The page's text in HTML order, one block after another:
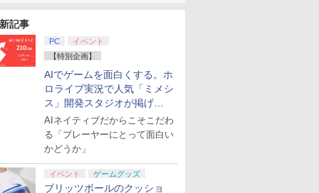
記事
PC
イベント
【特別企画】
AIでゲームを面白くする。ホ
ロライブ実況で人気「ミメシ
ス」開発スタジオが掲げ
る“AI活用の信念”とは？【講
演レポート】
AIネイティブだからこそこだわ
る「プレーヤーにとって面白い
かどうか」
イベント ゲームグッズ
ブリッツボールのクッショ